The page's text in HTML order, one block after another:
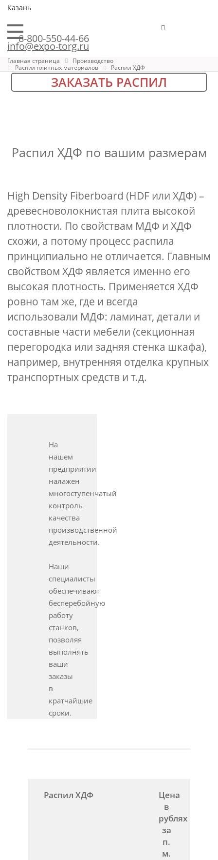
Казань
8-800-550-44-66
info@expo-torg.ru
Главная страница
Производство
Распил плитных материалов
Распил ХДФ
ЗАКАЗАТЬ РАСПИЛ
Распил ХДФ по вашим размерам
High Density Fiberboard (HDF или ХДФ) –
древесноволокнистая плита высокой
плотности. По свойствам МДФ и ХДФ
схожи, а потому процесс распила
принципиально не отличается. Главным
свойством ХДФ является именно его
высокая плотность. Применяется ХДФ
ровно там же, где и всегда
использовали МДФ: ламинат, детали и
составные части мебели (секционная
перегородка или задняя стенка шкафа),
например, внутренняя отделка крупных
транспортных средств и т.д.
На
нашем
предприятии
налажен
многоступенчатый
контроль
качества
производственной
деятельности.
Наши
специалисты
обеспечивают
бесперебойную
работу
станков,
позволяя
выполнять
ваши
заказы
в
кратчайшие
сроки.
Распил ХДФ
Цена
в
рублях
за
п.
м.